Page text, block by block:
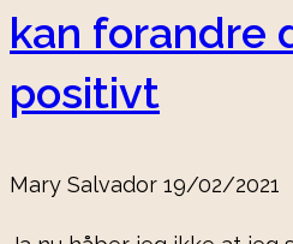
kan forandre
positivt
Mary Salvador 19/02/2021